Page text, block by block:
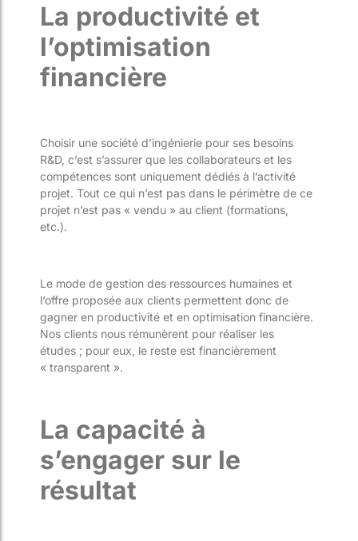
La productivité et
l’optimisation
financière
Choisir une société d’ingénierie pour ses besoins
R&D, c’est s’assurer que les collaborateurs et les
compétences sont uniquement dédiés à l’activité
projet. Tout ce qui n’est pas dans le périmètre de ce
projet n’est pas « vendu » au client (formations,
etc.).
Le mode de gestion des ressources humaines et
l’offre proposée aux clients permettent donc de
gagner en productivité et en optimisation financière.
Nos clients nous rémunèrent pour réaliser les
études ; pour eux, le reste est financièrement
« transparent ».
La capacité à
s’engager sur le
résultat